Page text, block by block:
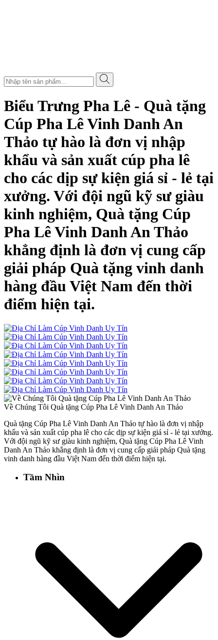
Biểu Trưng Pha Lê - Quà tặng
Cúp Pha Lê Vinh Danh An
Thảo tự hào là đơn vị nhập
khẩu và sản xuất cúp pha lê
cho các dịp sự kiện giá sỉ - lẻ tại
xưởng. Với đội ngũ kỹ sư giàu
kinh nghiệm, Quà tặng Cúp
Pha Lê Vinh Danh An Thảo
khẳng định là đơn vị cung cấp
giải pháp Quà tặng vinh danh
hàng đầu Việt Nam đến thời
điểm hiện tại.
Về Chúng Tôi Quà tặng Cúp Pha Lê Vinh Danh An Thảo
Quà tặng Cúp Pha Lê Vinh Danh An Thảo tự hào là đơn vị nhập
khẩu và sản xuất cúp pha lê cho các dịp sự kiện giá sỉ - lẻ tại xưởng.
Với đội ngũ kỹ sư giàu kinh nghiệm, Quà tặng Cúp Pha Lê Vinh
Danh An Thảo khẳng định là đơn vị cung cấp giải pháp Quà tặng
vinh danh hàng đầu Việt Nam đến thời điểm hiện tại.
Tầm Nhìn